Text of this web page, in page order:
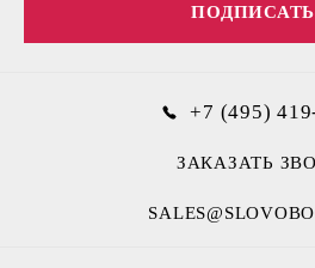
+7 (495)
ЗАКАЗАТЬ